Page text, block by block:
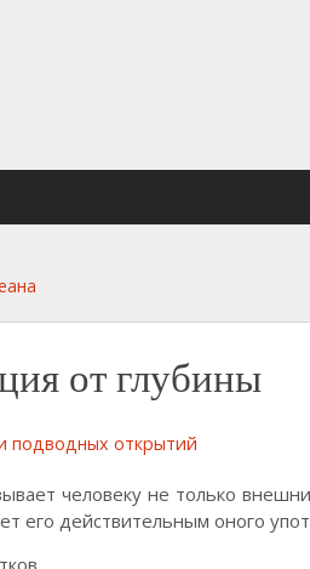
от глубины
подводных открытий
человеку не только
его действительным оного